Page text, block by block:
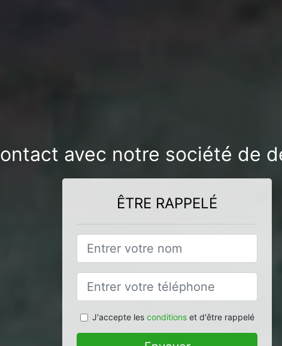
avec notre société de
ÊTRE RAPPELÉ
J'accepte les conditionset d'être rappelé